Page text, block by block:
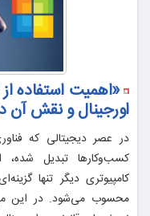
«اهمیت استفاده
اورجینال و نقش آن
در عصر دیجیتالی که
کسب‌وکارها تبدیل شده،
کامپیوتری دیگر تنها
محسوب می‌شود. در این